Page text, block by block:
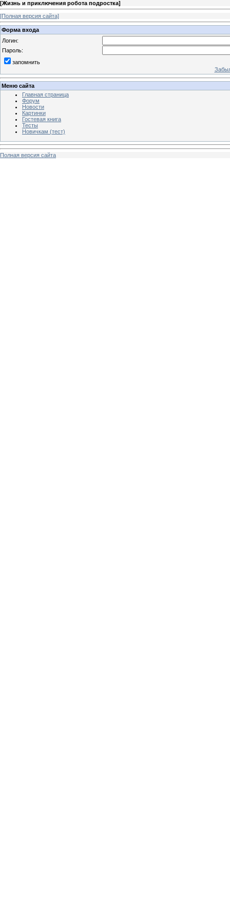
[Жизнь и приключения робота подростка]
[Полная версия сайта]
Форма входа
Логин:
Пароль:
запомнить
Меню сайта
Главная страница
Форум
Новости
Картинки
Гостевая книга
Тесты
Новичкам (тест)
Полная версия сайта